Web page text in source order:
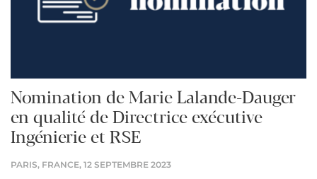
Nomination de Marie Lalande-Dauger
en qualité de Directrice exécutive
Ingénierie et RSE
PARIS, FRANCE, 12 SEPTEMBRE 2023